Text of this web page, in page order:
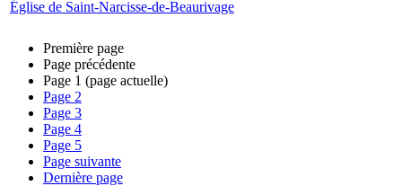
Église de Saint-Narcisse-de-Beaurivage
Première page
Page précédente
Page 1 (page actuelle)
Page 2
Page 3
Page 4
Page 5
Page suivante
Dernière page